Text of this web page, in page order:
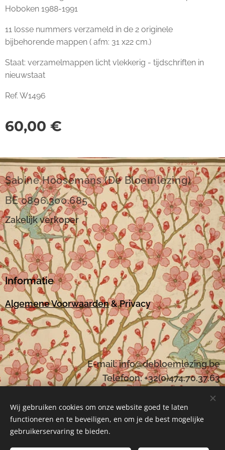
Hoboken 1988-1991
11 losse nummers verzameld in de 2 originele
bijbehorende mappen ( afm: 31 x22 cm.)
Staat: verzamelmappen licht vlekkerig - tijdschriften in
nieuwstaat
Ref. W1496
60,00 €
Sabine Hoosemans (De Bloemlezing)
BE 0896.300.685
Zakelijk verkoper
Informatie
Algemene Voorwaarden& Privacy
E-mail:info@debloemlezing.be
Telefoon: +32(0)474.70.37.63
Mogelijk gemaakt doorWebnode Cookies
Wij gebruiken cookies om onze website goed te laten
functioneren en te beveiligen, en om je de best mogelijke
gebruikerservaring te bieden.